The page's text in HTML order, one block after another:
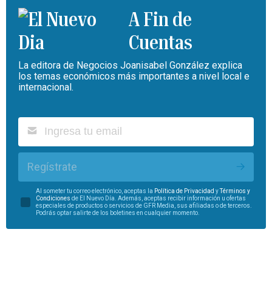
A Fin de
Cuentas
La editora de Negocios Joanisabel González explica
los temas económicos más importantes a nivel local e
internacional.
Regístrate
Al someter tu correo electrónico, aceptas la Política de Privacidad yTérminos y
Condiciones de El Nuevo Día. Además, aceptas recibir información u ofertas
especiales de productos o servicios de GFR Media, sus afiliadas o de terceros.
Podrás optar salirte de los boletines en cualquier momento.